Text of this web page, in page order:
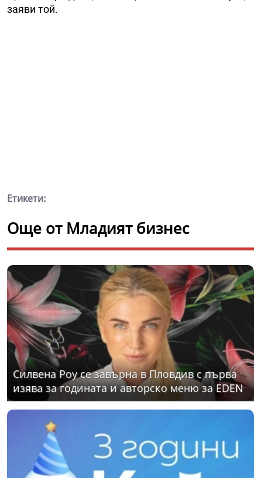
заяви той.
Етикети:
Още от Младият бизнес
Силвена Роу се завърна в Пловдив с първа
изява за годината и авторско меню за EDEN